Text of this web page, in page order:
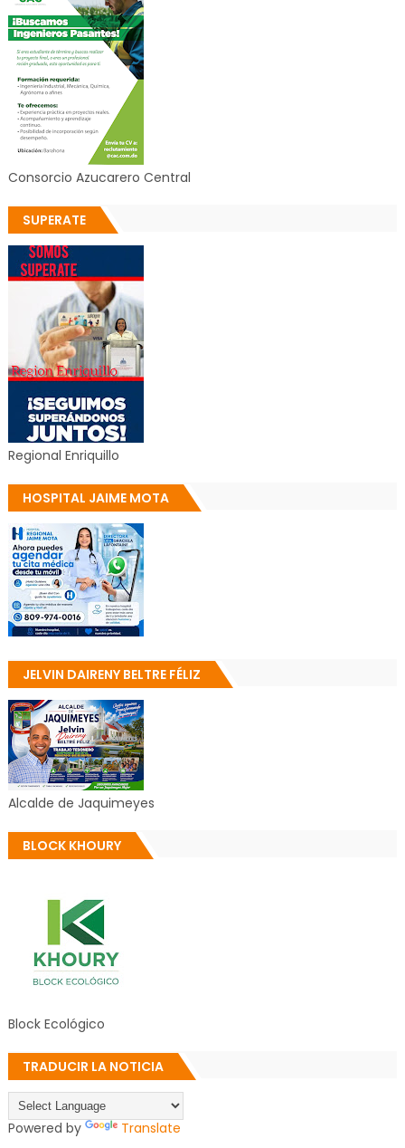
Consorcio Azucarero Central
SUPERATE
Regional Enriquillo
HOSPITAL JAIME MOTA
JELVIN DAIRENY BELTRE FÉLIZ
Alcalde de Jaquimeyes
BLOCK KHOURY
Block Ecológico
TRADUCIR LA NOTICIA
Powered by Translate